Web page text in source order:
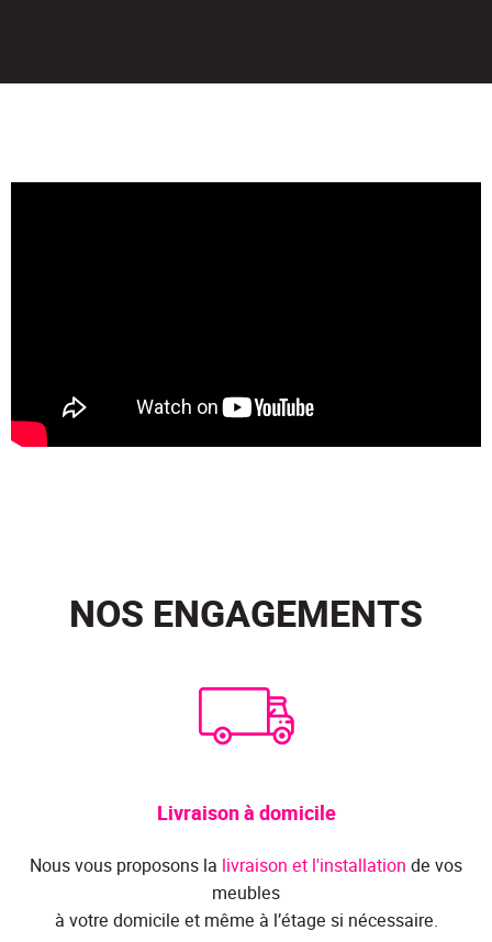
NOS ENGAGEMENTS
Livraison à domicile
Nous vous proposons la livraison et l'installation de vos
meubles
à votre domicile et même à l’étage si nécessaire.